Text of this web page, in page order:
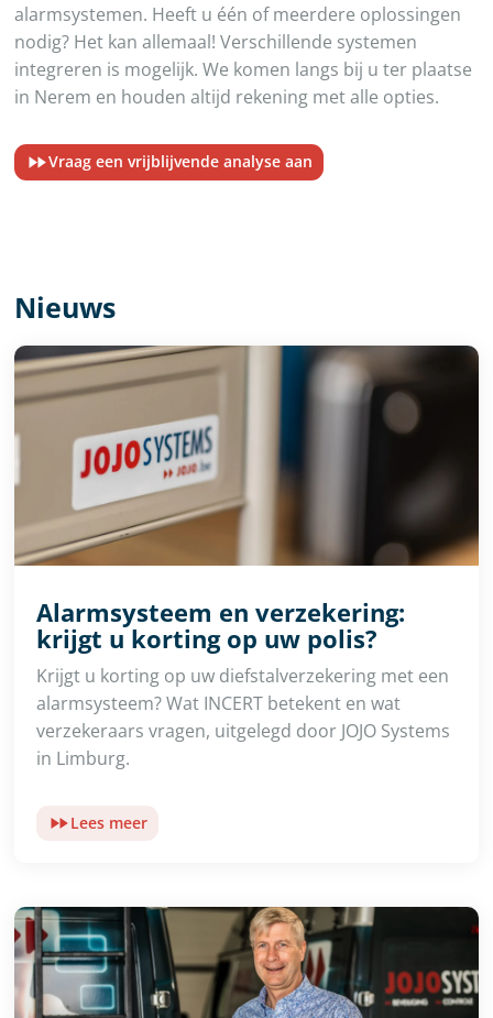
alarmsystemen. Heeft u één of meerdere oplossingen
nodig? Het kan allemaal! Verschillende systemen
integreren is mogelijk. We komen langs bij u ter plaatse
in Nerem en houden altijd rekening met alle opties.
Vraag een vrijblijvende analyse aan
Nieuws
Alarmsysteem en verzekering:
krijgt u korting op uw polis?
Krijgt u korting op uw diefstalverzekering met een
alarmsysteem? Wat INCERT betekent en wat
verzekeraars vragen, uitgelegd door JOJO Systems
in Limburg.
Lees meer